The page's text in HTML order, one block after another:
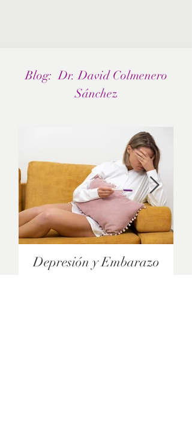
Blog: Dr. David Colmenero
Sánchez
Depresión y Embarazo